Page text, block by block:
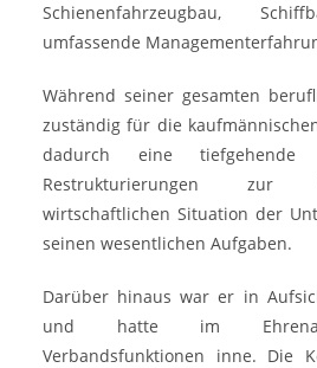
Schienenfahrzeugbau,
umfassende
Während seiner gesamten
zuständig für die
dadurch eine tiefgehende
Restrukturierungen zur
wirtschaftlichen Situation der
seinen wesentlichen Aufgaben.
Darüber hinaus war er in
und hatte im
Verbandsfunktionen inne. Die